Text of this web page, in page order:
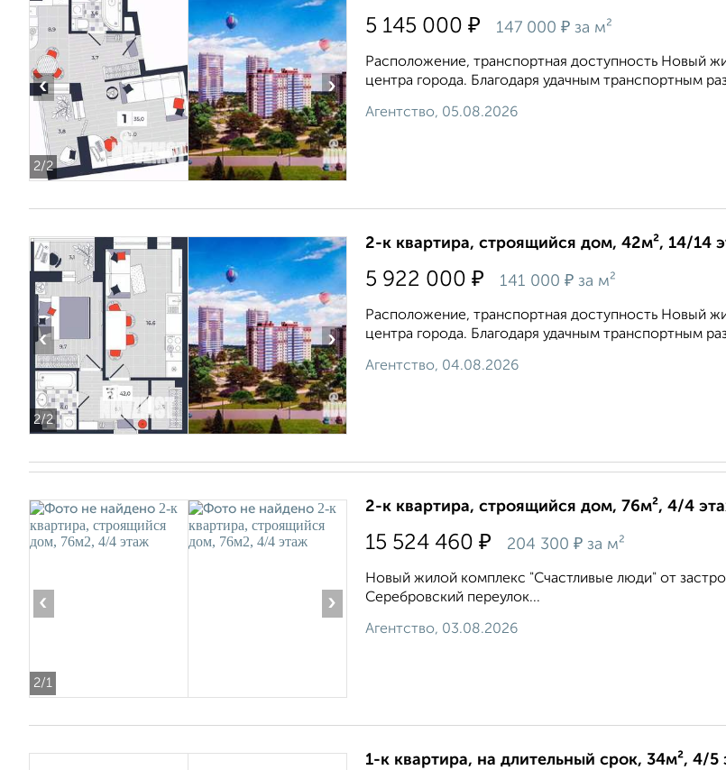
2/2
‹ ›
5 145 000 ₽ 147 000 ₽ за м²
Расположение, транспортная доступность Новый
центра города. Благодаря удачным транспортным
Агентство, 05.08.2026
2/2
‹ ›
2-к квартира, строящийся дом, 42м², 14/14
5 922 000 ₽ 141 000 ₽ за м²
Расположение, транспортная доступность Новый
центра города. Благодаря удачным транспортным
Агентство, 04.08.2026
2/1
‹ ›
2-к квартира, строящийся дом, 76м², 4/4
15 524 460 ₽ 204 300 ₽ за м²
Новый жилой комплекс "Счастливые люди" от
Серебровский переулок...
Агентство, 03.08.2026
1-к квартира, на длительный срок, 34м², 4/5